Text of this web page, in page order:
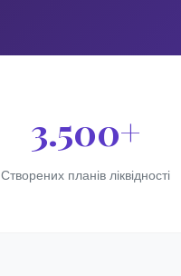
3.500+
Створених планів ліквідності